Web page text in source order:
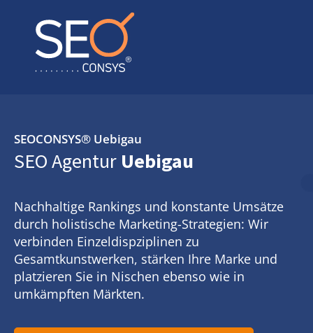
SEOCONSYS® Uebigau
SEO Agentur Uebigau
Nachhaltige Rankings und konstante Umsätze
durch holistische Marketing-Strategien: Wir
verbinden Einzeldispziplinen zu
Gesamtkunstwerken, stärken Ihre Marke und
platzieren Sie in Nischen ebenso wie in
umkämpften Märkten.